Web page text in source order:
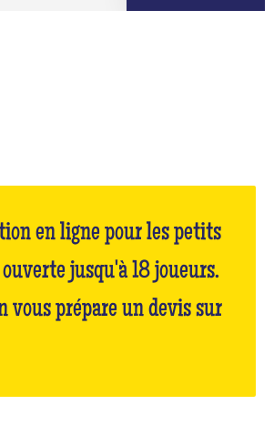
en ligne pour les petits
jusqu'à 18 joueurs.
vous prépare un devis sur